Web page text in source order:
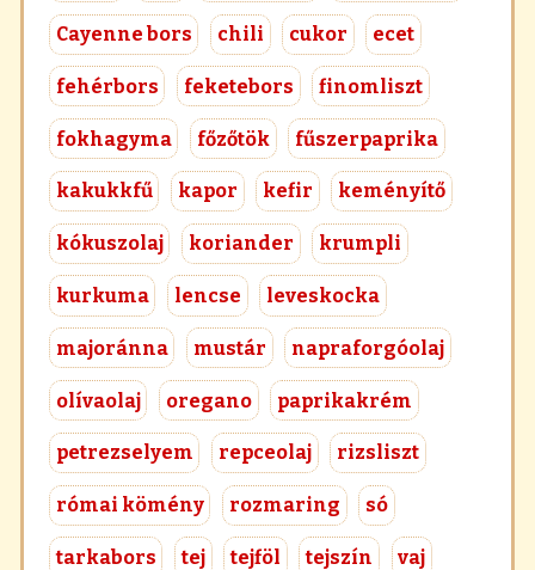
Cayenne bors chili cukor ecet
fehérbors feketebors finomliszt
fokhagyma főzőtök fűszerpaprika
kakukkfű kapor kefir keményítő
kókuszolaj koriander krumpli
kurkuma lencse leveskocka
majoránna mustár napraforgóolaj
olívaolaj oregano paprikakrém
petrezselyem repceolaj rizsliszt
római kömény rozmaring só
tarkabors tej tejföl tejszín vaj